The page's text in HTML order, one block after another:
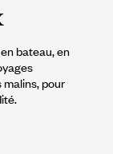
bateau, en
malins, pour